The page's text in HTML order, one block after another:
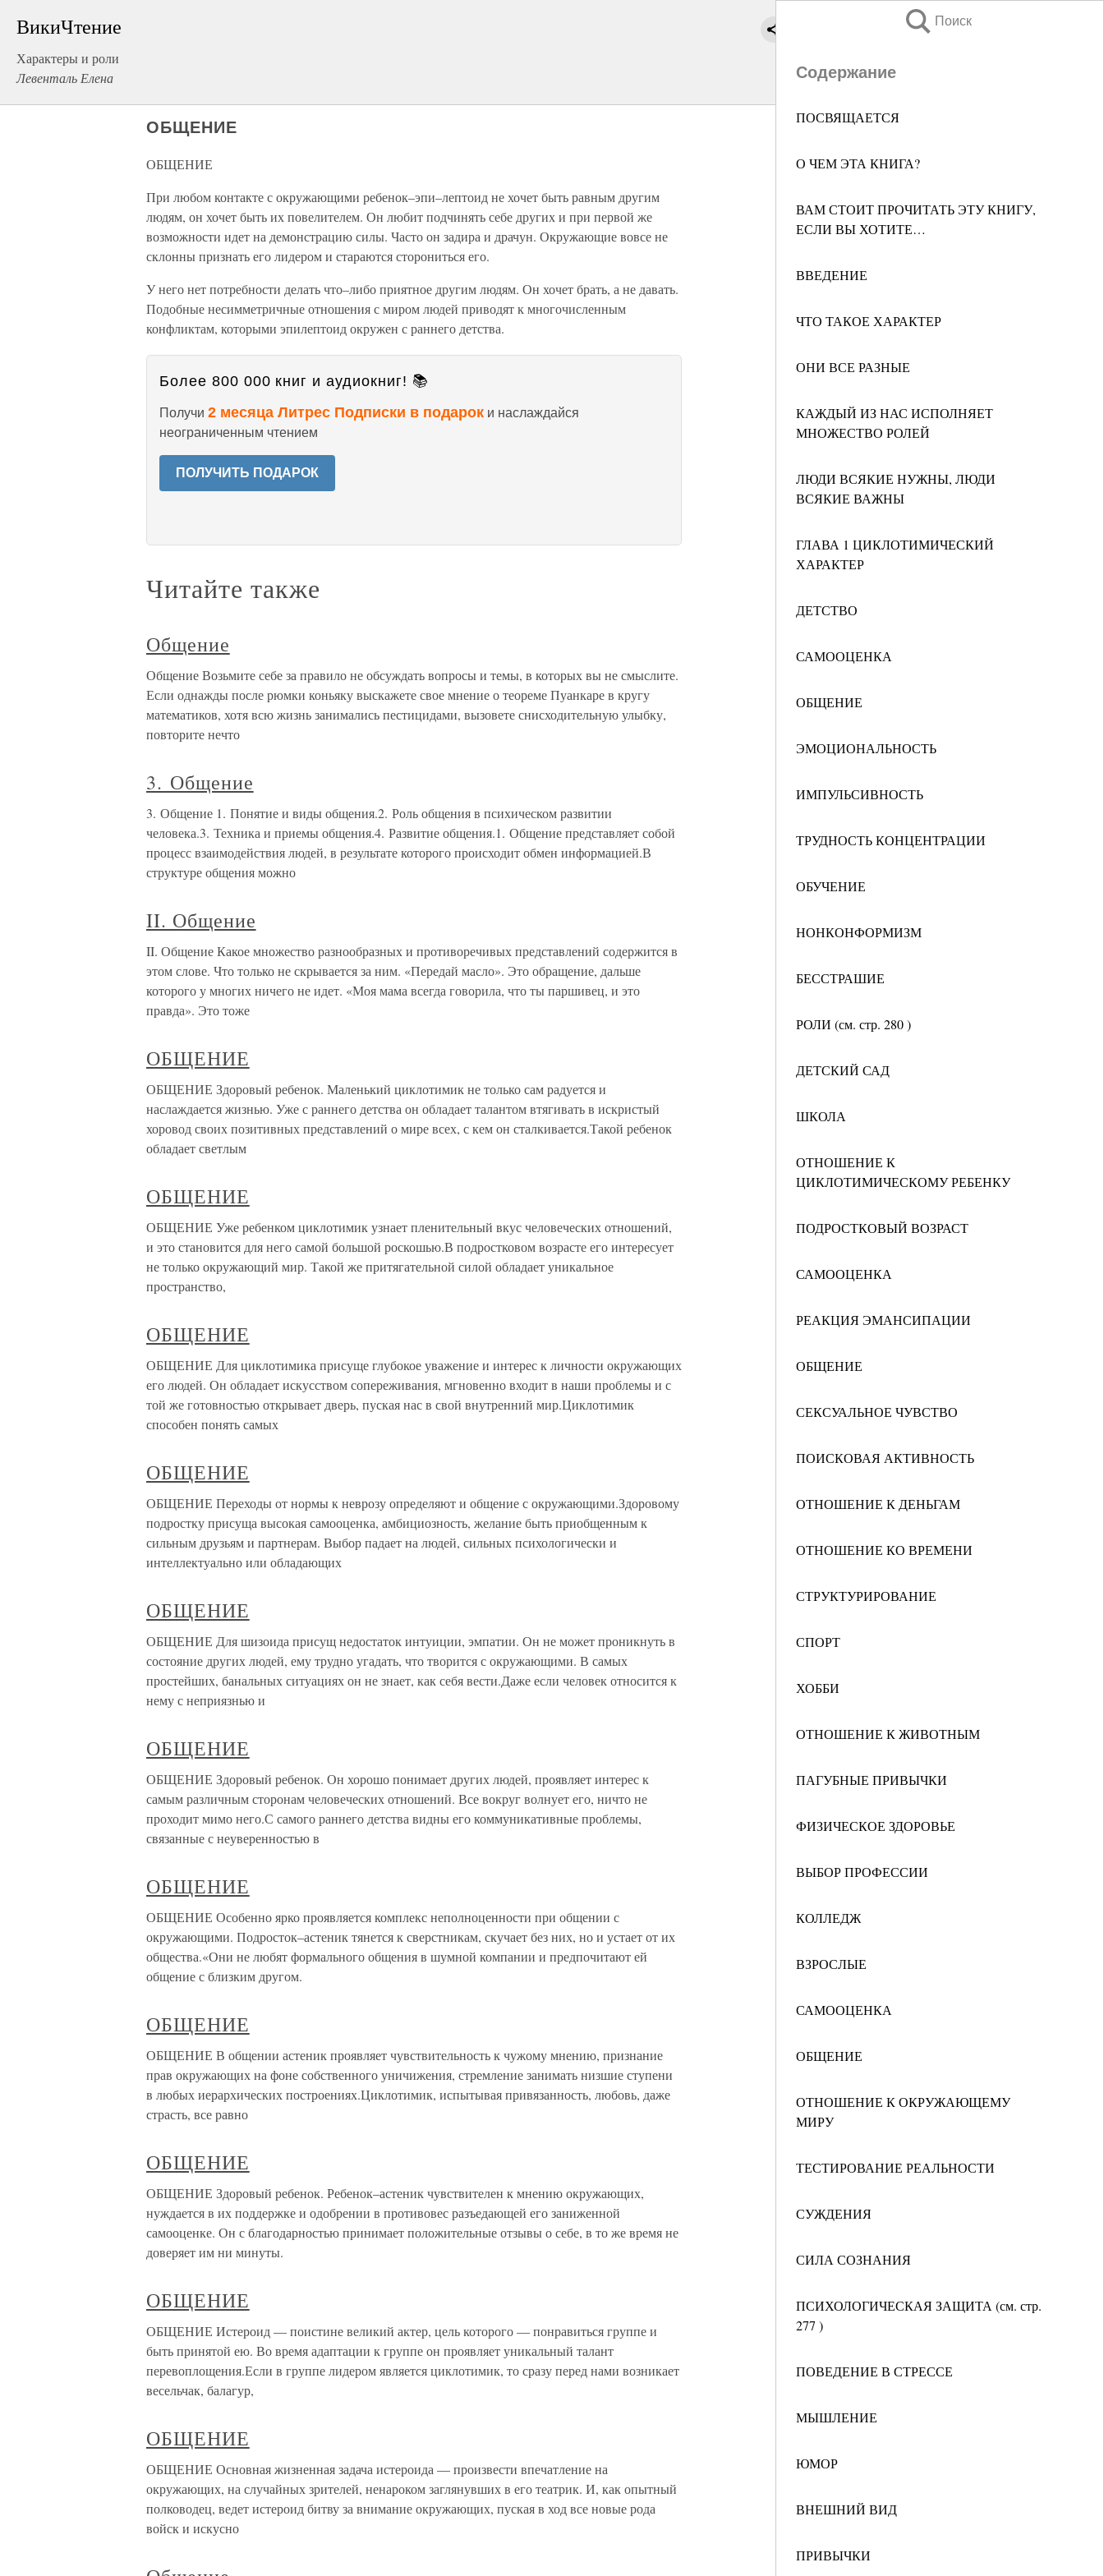
ВикиЧтение
Характеры и роли
Левенталь Елена
Поиск
Содержание
ПОСВЯЩАЕТСЯ
О ЧЕМ ЭТА КНИГА?
ВАМ СТОИТ ПРОЧИТАТЬ ЭТУ КНИГУ,
ЕСЛИ ВЫ ХОТИТЕ…
ВВЕДЕНИЕ
ЧТО ТАКОЕ ХАРАКТЕР
ОНИ ВСЕ РАЗНЫЕ
КАЖДЫЙ ИЗ НАС ИСПОЛНЯЕТ
МНОЖЕСТВО РОЛЕЙ
ЛЮДИ ВСЯКИЕ НУЖНЫ, ЛЮДИ
ВСЯКИЕ ВАЖНЫ
ГЛАВА 1 ЦИКЛОТИМИЧЕСКИЙ
ХАРАКТЕР
ДЕТСТВО
САМООЦЕНКА
ОБЩЕНИЕ
ЭМОЦИОНАЛЬНОСТЬ
ИМПУЛЬСИВНОСТЬ
ТРУДНОСТЬ КОНЦЕНТРАЦИИ
ОБУЧЕНИЕ
НОНКОНФОРМИЗМ
БЕССТРАШИЕ
РОЛИ (см. стр. 280 )
ДЕТСКИЙ САД
ШКОЛА
ОТНОШЕНИЕ К
ЦИКЛОТИМИЧЕСКОМУ РЕБЕНКУ
ПОДРОСТКОВЫЙ ВОЗРАСТ
САМООЦЕНКА
РЕАКЦИЯ ЭМАНСИПАЦИИ
ОБЩЕНИЕ
СЕКСУАЛЬНОЕ ЧУВСТВО
ПОИСКОВАЯ АКТИВНОСТЬ
ОТНОШЕНИЕ К ДЕНЬГАМ
ОТНОШЕНИЕ КО ВРЕМЕНИ
СТРУКТУРИРОВАНИЕ
СПОРТ
ХОББИ
ОТНОШЕНИЕ К ЖИВОТНЫМ
ПАГУБНЫЕ ПРИВЫЧКИ
ФИЗИЧЕСКОЕ ЗДОРОВЬЕ
ВЫБОР ПРОФЕССИИ
КОЛЛЕДЖ
ВЗРОСЛЫЕ
САМООЦЕНКА
ОБЩЕНИЕ
ОТНОШЕНИЕ К ОКРУЖАЮЩЕМУ
МИРУ
ТЕСТИРОВАНИЕ РЕАЛЬНОСТИ
СУЖДЕНИЯ
СИЛА СОЗНАНИЯ
ПСИХОЛОГИЧЕСКАЯ ЗАЩИТА (см. стр.
277 )
ПОВЕДЕНИЕ В СТРЕССЕ
МЫШЛЕНИЕ
ЮМОР
ВНЕШНИЙ ВИД
ПРИВЫЧКИ
ОБЩЕНИЕ
ОБЩЕНИЕ
При любом контакте с окружающими ребенок–эпи–лептоид не хочет быть равным другим
людям, он хочет быть их повелителем. Он любит подчинять себе других и при первой же
возможности идет на демонстрацию силы. Часто он задира и драчун. Окружающие вовсе не
склонны признать его лидером и стараются сторониться его.
У него нет потребности делать что–либо приятное другим людям. Он хочет брать, а не давать.
Подобные несимметричные отношения с миром людей приводят к многочисленным
конфликтам, которыми эпилептоид окружен с раннего детства.
Более 800 000 книг и аудиокниг! 📚
Получи 2 месяца Литрес Подписки в подарок и наслаждайся
неограниченным чтением
ПОЛУЧИТЬ ПОДАРОК
Читайте также
Общение
Общение Возьмите себе за правило не обсуждать вопросы и темы, в которых вы не смыслите.
Если однажды после рюмки коньяку выскажете свое мнение о теореме Пуанкаре в кругу
математиков, хотя всю жизнь занимались пестицидами, вызовете снисходительную улыбку,
повторите нечто
3. Общение
3. Общение 1. Понятие и виды общения.2. Роль общения в психическом развитии
человека.3. Техника и приемы общения.4. Развитие общения.1. Общение представляет собой
процесс взаимодействия людей, в результате которого происходит обмен информацией.В
структуре общения можно
II. Общение
II. Общение Какое множество разнообразных и противоречивых представлений содержится в
этом слове. Что только не скрывается за ним. «Передай масло». Это обращение, дальше
которого у многих ничего не идет. «Моя мама всегда говорила, что ты паршивец, и это
правда». Это тоже
ОБЩЕНИЕ
ОБЩЕНИЕ Здоровый ребенок. Маленький циклотимик не только сам радуется и
наслаждается жизнью. Уже с раннего детства он обладает талантом втягивать в искристый
хоровод своих позитивных представлений о мире всех, с кем он сталкивается.Такой ребенок
обладает светлым
ОБЩЕНИЕ
ОБЩЕНИЕ Уже ребенком циклотимик узнает пленительный вкус человеческих отношений,
и это становится для него самой большой роскошью.В подростковом возрасте его интересует
не только окружающий мир. Такой же притягательной силой обладает уникальное
пространство,
ОБЩЕНИЕ
ОБЩЕНИЕ Для циклотимика присуще глубокое уважение и интерес к личности окружающих
его людей. Он обладает искусством сопереживания, мгновенно входит в наши проблемы и с
той же готовностью открывает дверь, пуская нас в свой внутренний мир.Циклотимик
способен понять самых
ОБЩЕНИЕ
ОБЩЕНИЕ Переходы от нормы к неврозу определяют и общение с окружающими.Здоровому
подростку присуща высокая самооценка, амбициозность, желание быть приобщенным к
сильным друзьям и партнерам. Выбор падает на людей, сильных психологически и
интеллектуально или обладающих
ОБЩЕНИЕ
ОБЩЕНИЕ Для шизоида присущ недостаток интуиции, эмпатии. Он не может проникнуть в
состояние других людей, ему трудно угадать, что творится с окружающими. В самых
простейших, банальных ситуациях он не знает, как себя вести.Даже если человек относится к
нему с неприязнью и
ОБЩЕНИЕ
ОБЩЕНИЕ Здоровый ребенок. Он хорошо понимает других людей, проявляет интерес к
самым различным сторонам человеческих отношений. Все вокруг волнует его, ничто не
проходит мимо него.С самого раннего детства видны его коммуникативные проблемы,
связанные с неуверенностью в
ОБЩЕНИЕ
ОБЩЕНИЕ Особенно ярко проявляется комплекс неполноценности при общении с
окружающими. Подросток–астеник тянется к сверстникам, скучает без них, но и устает от их
общества.«Они не любят формального общения в шумной компании и предпочитают ей
общение с близким другом.
ОБЩЕНИЕ
ОБЩЕНИЕ В общении астеник проявляет чувствительность к чужому мнению, признание
прав окружающих на фоне собственного уничижения, стремление занимать низшие ступени
в любых иерархических построениях.Циклотимик, испытывая привязанность, любовь, даже
страсть, все равно
ОБЩЕНИЕ
ОБЩЕНИЕ Здоровый ребенок. Ребенок–астеник чувствителен к мнению окружающих,
нуждается в их поддержке и одобрении в противовес разъедающей его заниженной
самооценке. Он с благодарностью принимает положительные отзывы о себе, в то же время не
доверяет им ни минуты.
ОБЩЕНИЕ
ОБЩЕНИЕ Истероид — поистине великий актер, цель которого — понравиться группе и
быть принятой ею. Во время адаптации к группе он проявляет уникальный талант
перевоплощения.Если в группе лидером является циклотимик, то сразу перед нами возникает
весельчак, балагур,
ОБЩЕНИЕ
ОБЩЕНИЕ Основная жизненная задача истероида — произвести впечатление на
окружающих, на случайных зрителей, ненароком заглянувших в его театрик. И, как опытный
полководец, ведет истероид битву за внимание окружающих, пуская в ход все новые рода
войск и искусно